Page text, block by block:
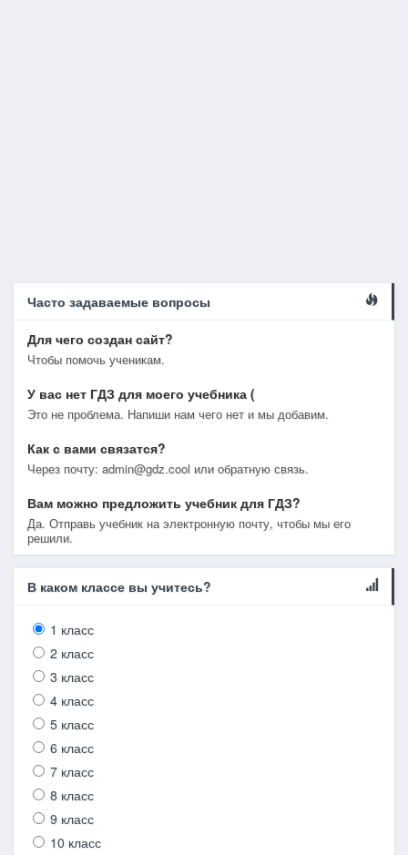
Часто задаваемые вопросы
Для чего создан сайт?
Чтобы помочь ученикам.
У вас нет ГДЗ для моего учебника (
Это не проблема. Напиши нам чего нет и мы добавим.
Как с вами связатся?
Через почту: admin@gdz.cool или обратную связь.
Вам можно предложить учебник для ГДЗ?
Да. Отправь учебник на электронную почту, чтобы мы его
решили.
В каком классе вы учитесь?
1 класс
2 класс
3 класс
4 класс
5 класс
6 класс
7 класс
8 класс
9 класс
10 класс